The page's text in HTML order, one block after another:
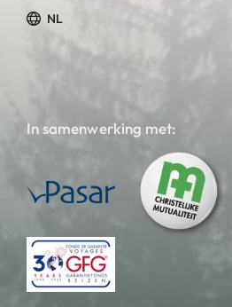
NL
In samenwerking met: